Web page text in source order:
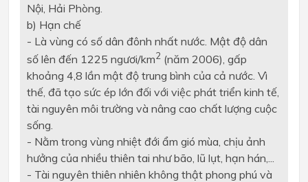
Nội, Hải Phòng.
b) Hạn chế
- Là vùng có số dân đônh nhất nước. Mật độ dân
số lên đến 1225 ngươi/km2(năm 2006), gấp
khoảng 4,8 lần mật độ trung bình của cả nước. Vì
thế, đã tạo sức ép lớn đối với việc phát triển kinh tế,
tài nguyên môi trường và nâng cao chất lượng cuộc
sống.
- Nằm trong vùng nhiệt đới ẩm gió mùa, chịu ảnh
hưởng của nhiều thiên tai như bão, lũ lụt, hạn hán,...
- Tài nguyên thiên nhiên không thật phong phú và